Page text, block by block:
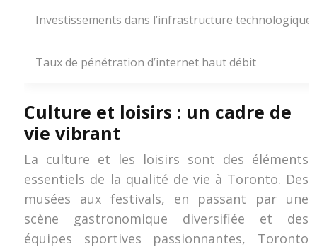
Investissements dans l’infrastructure technologique
Taux de pénétration d’internet haut débit
Culture et loisirs : un cadre de
vie vibrant
La culture et les loisirs sont des éléments
essentiels de la qualité de vie à Toronto. Des
musées aux festivals, en passant par une
scène gastronomique diversifiée et des
équipes sportives passionnantes, Toronto